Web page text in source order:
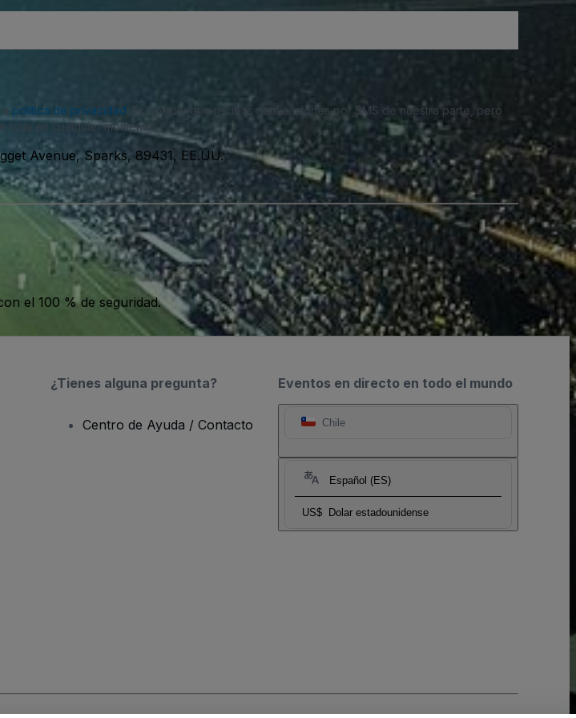
política de privacidad . Es posible que recibas notificaciones por SMS de nuestra parte, pero
baja en cualquier momento.
Avenue, Sparks, 89431, EE.UU.
el 100 % de seguridad.
Eventos en directo en todo el mundo
Chile
Español (ES)
US$ Dolar estadounidense
¿Tienes alguna pregunta?
Centro de Ayuda / Contacto